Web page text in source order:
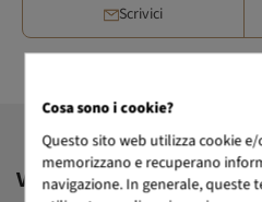
Scrivici
VIDEO DI
Cosa sono i cookie?
Questo sito web utilizza cookie
memorizzano e recuperano
navigazione. In generale, queste